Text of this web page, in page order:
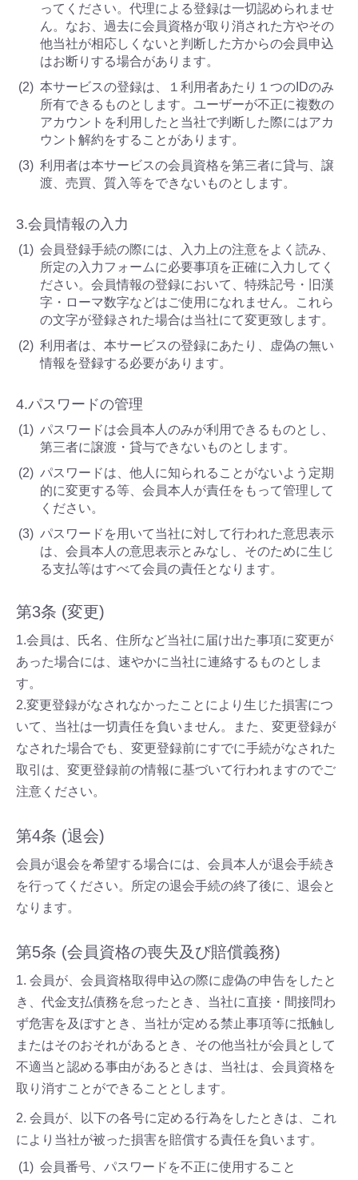
ってください。代理による登録は一切認められませ
ん。なお、過去に会員資格が取り消された方やその
他当社が相応しくないと判断した方からの会員申込
はお断りする場合があります。
本サービスの登録は、１利用者あたり１つのIDのみ
所有できるものとします。ユーザーが不正に複数の
アカウントを利用したと当社で判断した際にはアカ
ウント解約をすることがあります。
利用者は本サービスの会員資格を第三者に貸与、譲
渡、売買、質入等をできないものとします。
3.会員情報の入力
会員登録手続の際には、入力上の注意をよく読み、
所定の入力フォームに必要事項を正確に入力してく
ださい。会員情報の登録において、特殊記号・旧漢
字・ローマ数字などはご使用になれません。これら
の文字が登録された場合は当社にて変更致します。
利用者は、本サービスの登録にあたり、虚偽の無い
情報を登録する必要があります。
4.パスワードの管理
パスワードは会員本人のみが利用できるものとし、
第三者に譲渡・貸与できないものとします。
パスワードは、他人に知られることがないよう定期
的に変更する等、会員本人が責任をもって管理して
ください。
パスワードを用いて当社に対して行われた意思表示
は、会員本人の意思表示とみなし、そのために生じ
る支払等はすべて会員の責任となります。
第3条 (変更)
1.会員は、氏名、住所など当社に届け出た事項に変更が
あった場合には、速やかに当社に連絡するものとしま
す。
2.変更登録がなされなかったことにより生じた損害につ
いて、当社は一切責任を負いません。また、変更登録が
なされた場合でも、変更登録前にすでに手続がなされた
取引は、変更登録前の情報に基づいて行われますのでご
注意ください。
第4条 (退会)
会員が退会を希望する場合には、会員本人が退会手続き
を行ってください。所定の退会手続の終了後に、退会と
なります。
第5条 (会員資格の喪失及び賠償義務)
1. 会員が、会員資格取得申込の際に虚偽の申告をしたと
き、代金支払債務を怠ったとき、当社に直接・間接問わ
ず危害を及ぼすとき、当社が定める禁止事項等に抵触し
またはそのおそれがあるとき、その他当社が会員として
不適当と認める事由があるときは、当社は、会員資格を
取り消すことができることとします。
2. 会員が、以下の各号に定める行為をしたときは、これ
により当社が被った損害を賠償する責任を負います。
会員番号、パスワードを不正に使用すること